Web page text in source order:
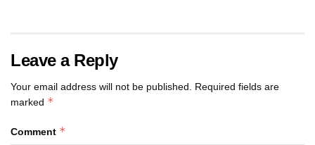
Leave a Reply
Your email address will not be published.
Required fields are
marked *
Comment *